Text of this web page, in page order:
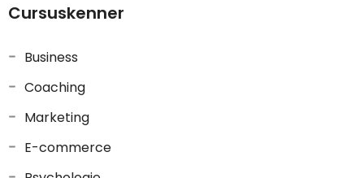
Cursuskenner
Business
Coaching
Marketing
E-commerce